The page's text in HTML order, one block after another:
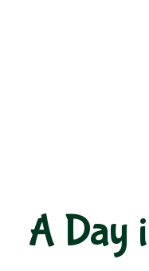
A Day